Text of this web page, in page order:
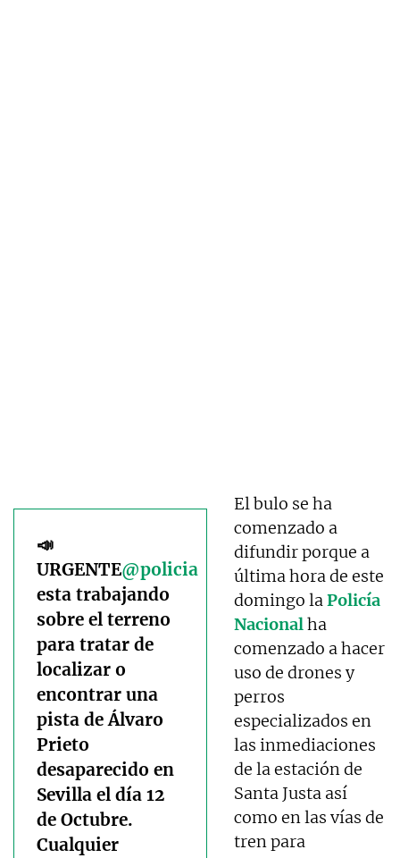
📣
URGENTE@policia
esta trabajando
sobre el terreno
para tratar de
localizar o
encontrar una
pista de Álvaro
Prieto
desaparecido en
Sevilla el día 12
de Octubre.
Cualquier
El bulo se ha
comenzado a
difundir porque a
última hora de este
domingo laPolicía
Nacionalha
comenzado a hacer
uso de drones y
perros
especializados en
las inmediaciones
de la estación de
Santa Justa así
como en las vías de
tren para